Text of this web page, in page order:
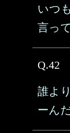
いつ
言っ
Q.42
誰よ
ーん